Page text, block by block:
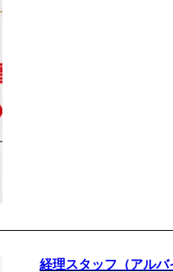
経理スタッフ（アル